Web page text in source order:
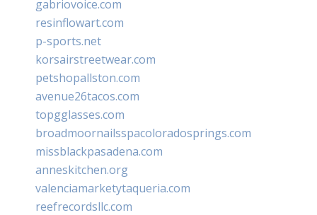
gabriovoice.com
resinflowart.com
p-sports.net
korsairstreetwear.com
petshopallston.com
avenue26tacos.com
topgglasses.com
broadmoornailsspacoloradosprings.com
missblackpasadena.com
anneskitchen.org
valenciamarketytaqueria.com
reefrecordsllc.com